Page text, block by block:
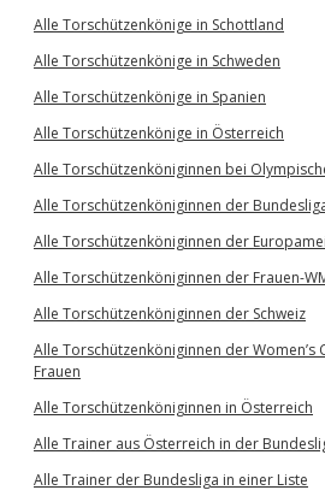
Alle Torschützenkönige in Schottland
Alle Torschützenkönige in Schweden
Alle Torschützenkönige in Spanien
Alle Torschützenkönige in Österreich
Alle Torschützenköniginnen bei
Alle Torschützenköniginnen der
Alle Torschützenköniginnen der
Alle Torschützenköniginnen der Frauen-
Alle Torschützenköniginnen der Schweiz
Alle Torschützenköniginnen der Women’s
Frauen
Alle Torschützenköniginnen in Österreich
Alle Trainer aus Österreich in der
Alle Trainer der Bundesliga in einer Liste